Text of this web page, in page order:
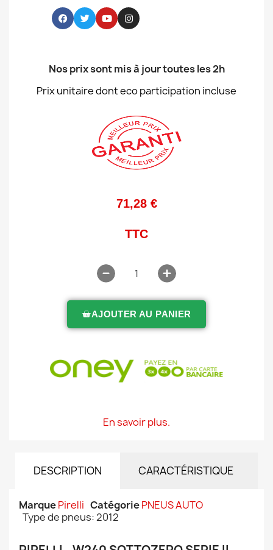
Nos prix sont mis à jour toutes les 2h
Prix unitaire dont eco participation incluse
71,28 €
TTC
AJOUTER AU PANIER
En savoir plus.
DESCRIPTION CARACTÉRISTIQUE
MarquePirelli CatégoriePNEUS AUTO
Type de pneus: 2012